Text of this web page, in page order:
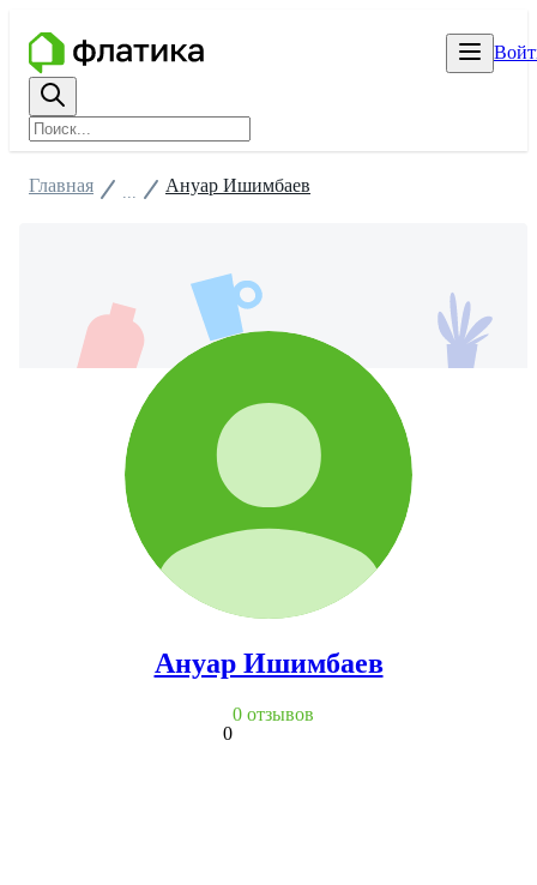
Главная Ануар Ишимбаев
Ануар Ишимбаев
0
0 отзывов